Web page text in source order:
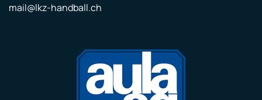
mail@lkz-handball.ch